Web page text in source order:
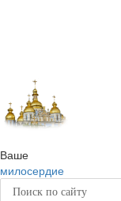
Ваше
милосердие